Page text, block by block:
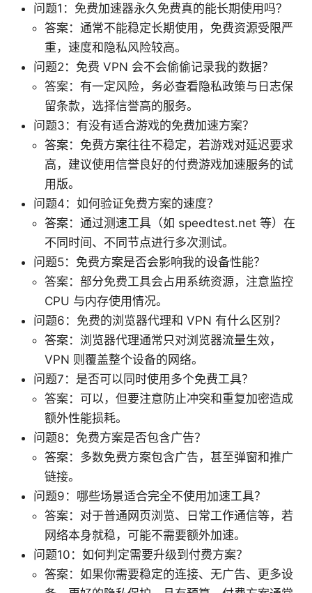
问题1：免费加速器永久免费真的能长期使用吗？
答案：通常不能稳定长期使用，免费资源受限严
重，速度和隐私风险较高。
问题2：免费 VPN 会不会偷偷记录我的数据？
答案：有一定风险，务必查看隐私政策与日志保
留条款，选择信誉高的服务。
问题3：有没有适合游戏的免费加速方案？
答案：免费方案往往不稳定，若游戏对延迟要求
高，建议使用信誉良好的付费游戏加速服务的试
用版。
问题4：如何验证免费方案的速度？
答案：通过测速工具（如 speedtest.net 等）在
不同时间、不同节点进行多次测试。
问题5：免费方案是否会影响我的设备性能？
答案：部分免费工具会占用系统资源，注意监控
CPU 与内存使用情况。
问题6：免费的浏览器代理和 VPN 有什么区别？
答案：浏览器代理通常只对浏览器流量生效，
VPN 则覆盖整个设备的网络。
问题7：是否可以同时使用多个免费工具？
答案：可以，但要注意防止冲突和重复加密造成
额外性能损耗。
问题8：免费方案是否包含广告？
答案：多数免费方案包含广告，甚至弹窗和推广
链接。
问题9：哪些场景适合完全不使用加速工具？
答案：对于普通网页浏览、日常工作通信等，若
网络本身就稳，可能不需要额外加速。
问题10：如何判定需要升级到付费方案？
答案：如果你需要稳定的连接、无广告、更多设